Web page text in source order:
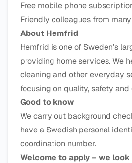
Free mobile phone
Friendly colleagues from
About Hemfrid
Hemfrid is one of Sweden’s
providing home services. We
cleaning and other everyday
focusing on quality, safety
Good to know
We carry out background
have a Swedish personal
coordination number.
Welcome to apply – we